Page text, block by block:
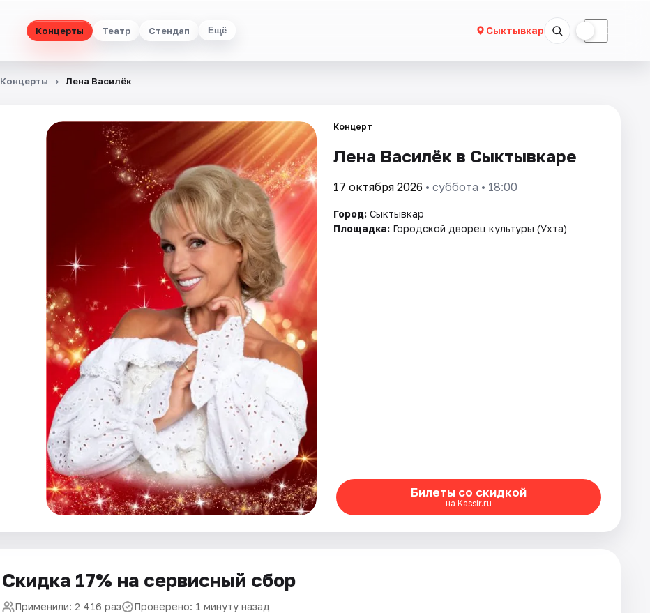
Концерты Театр Стендап Ещё Сыктывкар ☾
Концерты Лена Василёк
Концерт
Лена Василёк в Сыктывкаре
17 октября 2026 • суббота • 18:00
Город: Сыктывкар
Площадка: Городской дворец культуры (Ухта)
Билеты со скидкой
на Kassir.ru
Скидка 17% на сервисный сбор
Применили: 2 416 раз Проверено: 1 минуту назад